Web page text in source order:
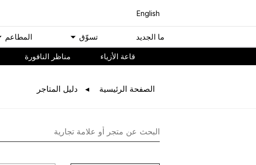
English
ﻣﺎ اﻟﺠﺪﻳﺪ ﺗﺴﻮّﻕ اﻟﻤﻄﺎﻋﻢ
ﻗﺎﻋﺔ اﻷﺯﻳﺎء مناظر النافورة
اﻟﺼﻔﺤﺔ اﻟﺮﺋﻴﺴﻴﺔ ﺩﻟﻴﻞ اﻟﻤﺘﺎﺟﺮ